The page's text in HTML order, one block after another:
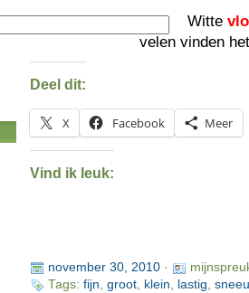
Witte
velen vinden
Deel dit:
X Facebook Meer
Vind ik leuk:
november 30, 2010·
Tags: fijn, groot, klein, lastig,